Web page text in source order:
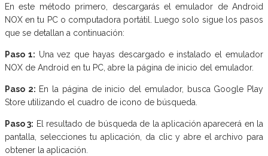
En este método primero, descargarás el emulador de Android
NOX en tu PC o computadora portátil. Luego solo sigue los pasos
que se detallan a continuación:
Paso 1: Una vez que hayas descargado e instalado el emulador
NOX de Android en tu PC, abre la página de inicio del emulador.
Paso 2: En la página de inicio del emulador, busca Google Play
Store utilizando el cuadro de icono de búsqueda.
Paso 3: El resultado de búsqueda de la aplicación aparecerá en la
pantalla, selecciones tu aplicación, da clic y abre el archivo para
obtener la aplicación.